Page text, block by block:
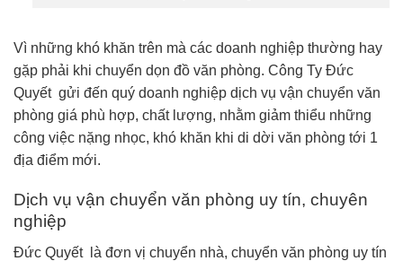
Vì những khó khăn trên mà các doanh nghiệp thường hay
gặp phải khi chuyển dọn đồ văn phòng. Công Ty Đức
Quyết gửi đến quý doanh nghiệp dịch vụ vận chuyển văn
phòng giá phù hợp, chất lượng, nhằm giảm thiểu những
công việc nặng nhọc, khó khăn khi di dời văn phòng tới 1
địa điểm mới.
Dịch vụ vận chuyển văn phòng uy tín, chuyên
nghiệp
Đức Quyết là đơn vị chuyển nhà, chuyển văn phòng uy tín